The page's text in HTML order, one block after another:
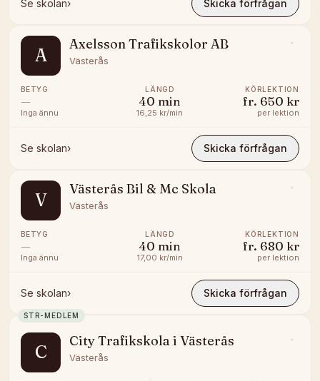
Se skolan› Skicka förfrågan
A
Axelsson Trafikskolor AB
Västerås
BETYG
—
Inga ännu
LÄNGD
40 min
16,25 kr/min
KÖRLEKTION
fr. 650 kr
per lektion
Se skolan› Skicka förfrågan
V
Västerås Bil & Mc Skola
Västerås
BETYG
—
Inga ännu
LÄNGD
40 min
17,00 kr/min
KÖRLEKTION
fr. 680 kr
per lektion
Se skolan› Skicka förfrågan
STR-MEDLEM
C
City Trafikskola i Västerås
Västerås